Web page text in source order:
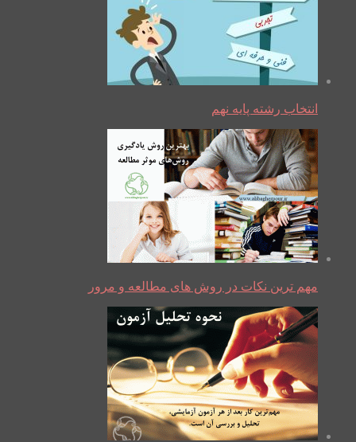
انتخاب رشته پایه نهم
مهم ترین نکات در روش های مطالعه و مرور